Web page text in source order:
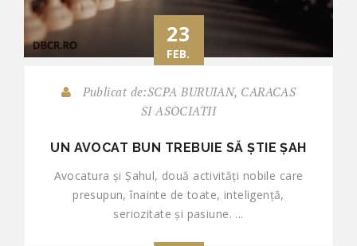
23
FEB.
Publicat de:SCPA BURUIAN, CARACAS
SI ASOCIATII
UN AVOCAT BUN TREBUIE SĂ ȘTIE ȘAH
Avocatura și Șahul, două activități nobile care
presupun, înainte de toate, inteligență,
seriozitate și pasiune. ...